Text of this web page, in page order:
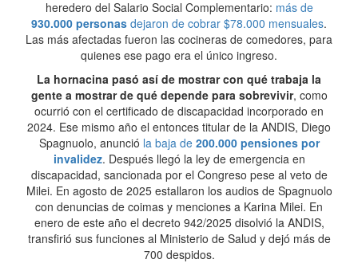
heredero del Salario Social Complementario: más de
930.000 personas dejaron de cobrar $78.000 mensuales.
Las más afectadas fueron las cocineras de comedores, para
quienes ese pago era el único ingreso.
La hornacina pasó así de mostrar con qué trabaja la
gente a mostrar de qué depende para sobrevivir, como
ocurrió con el certificado de discapacidad incorporado en
2024. Ese mismo año el entonces titular de la ANDIS, Diego
Spagnuolo, anunció la baja de 200.000 pensiones por
invalidez. Después llegó la ley de emergencia en
discapacidad, sancionada por el Congreso pese al veto de
Milei. En agosto de 2025 estallaron los audios de Spagnuolo
con denuncias de coimas y menciones a Karina Milei. En
enero de este año el decreto 942/2025 disolvió la ANDIS,
transfirió sus funciones al Ministerio de Salud y dejó más de
700 despidos.